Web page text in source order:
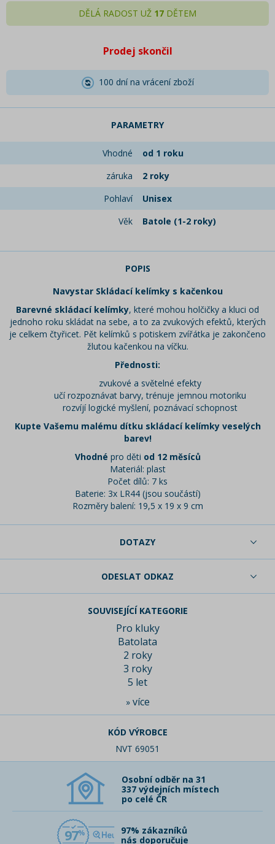
DĚLÁ RADOST UŽ 17 DĚTEM
Prodej skončil
100 dní na vrácení zboží
PARAMETRY
Vhodné
od 1 roku
záruka
2 roky
Pohlaví
Unisex
Věk
Batole (1-2 roky)
POPIS
Navystar Skládací kelímky s kačenkou
Barevné skládací kelímky, které mohou holčičky a kluci od
jednoho roku skládat na sebe, a to za zvukových efektů, kterých
je celkem čtyřicet. Pět kelímků s potiskem zvířátka je zakončeno
žlutou kačenkou na víčku.
Přednosti:
zvukové a světelné efekty
učí rozpoznávat barvy, trénuje jemnou motoriku
rozvíjí logické myšlení, poznávací schopnost
Kupte Vašemu malému dítku skládací kelímky veselých
barev!
Vhodné pro děti od 12 měsíců
Materiál: plast
Počet dílů: 7 ks
Baterie: 3x LR44 (jsou součástí)
Rozměry balení: 19,5 x 19 x 9 cm
DOTAZY
ODESLAT ODKAZ
SOUVISEJÍCÍ KATEGORIE
Pro kluky
Batolata
2 roky
3 roky
5 let
» více
KÓD VÝROBCE
NVT 69051
Osobní odběr na 31
337 výdejních místech
po celé ČR
97
97% zákazníků
nás doporučuje